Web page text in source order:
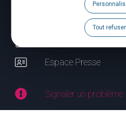
Tout refuser
Espace Presse
Signaler un problème